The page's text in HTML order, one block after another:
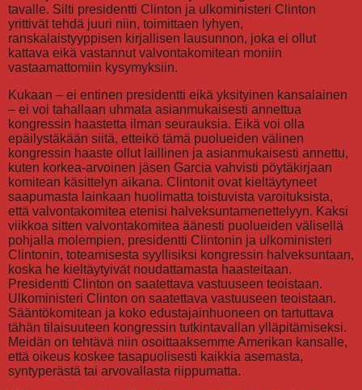
tavalle. Silti presidentti Clinton ja ulkoministeri Clinton
yrittivät tehdä juuri niin, toimittaen lyhyen,
ranskalaistyyppisen kirjallisen lausunnon, joka ei ollut
kattava eikä vastannut valvontakomitean moniin
vastaamattomiin kysymyksiin.
Kukaan – ei entinen presidentti eikä yksityinen kansalainen
– ei voi tahallaan uhmata asianmukaisesti annettua
kongressin haastetta ilman seurauksia. Eikä voi olla
epäilystäkään siitä, etteikö tämä puolueiden välinen
kongressin haaste ollut laillinen ja asianmukaisesti annettu,
kuten korkea-arvoinen jäsen Garcia vahvisti pöytäkirjaan
komitean käsittelyn aikana. Clintonit ovat kieltäytyneet
saapumasta lainkaan huolimatta toistuvista varoituksista,
että valvontakomitea etenisi halveksuntamenettelyyn. Kaksi
viikkoa sitten valvontakomitea äänesti puolueiden välisellä
pohjalla molempien, presidentti Clintonin ja ulkoministeri
Clintonin, toteamisesta syyllisiksi kongressin halveksuntaan,
koska he kieltäytyivät noudattamasta haasteitaan.
Presidentti Clinton on saatettava vastuuseen teoistaan.
Ulkoministeri Clinton on saatettava vastuuseen teoistaan.
Sääntökomitean ja koko edustajainhuoneen on tartuttava
tähän tilaisuuteen kongressin tutkintavallan ylläpitämiseksi.
Meidän on tehtävä niin osoittaaksemme Amerikan kansalle,
että oikeus koskee tasapuolisesti kaikkia asemasta,
syntyperästä tai arvovallasta riippumatta.